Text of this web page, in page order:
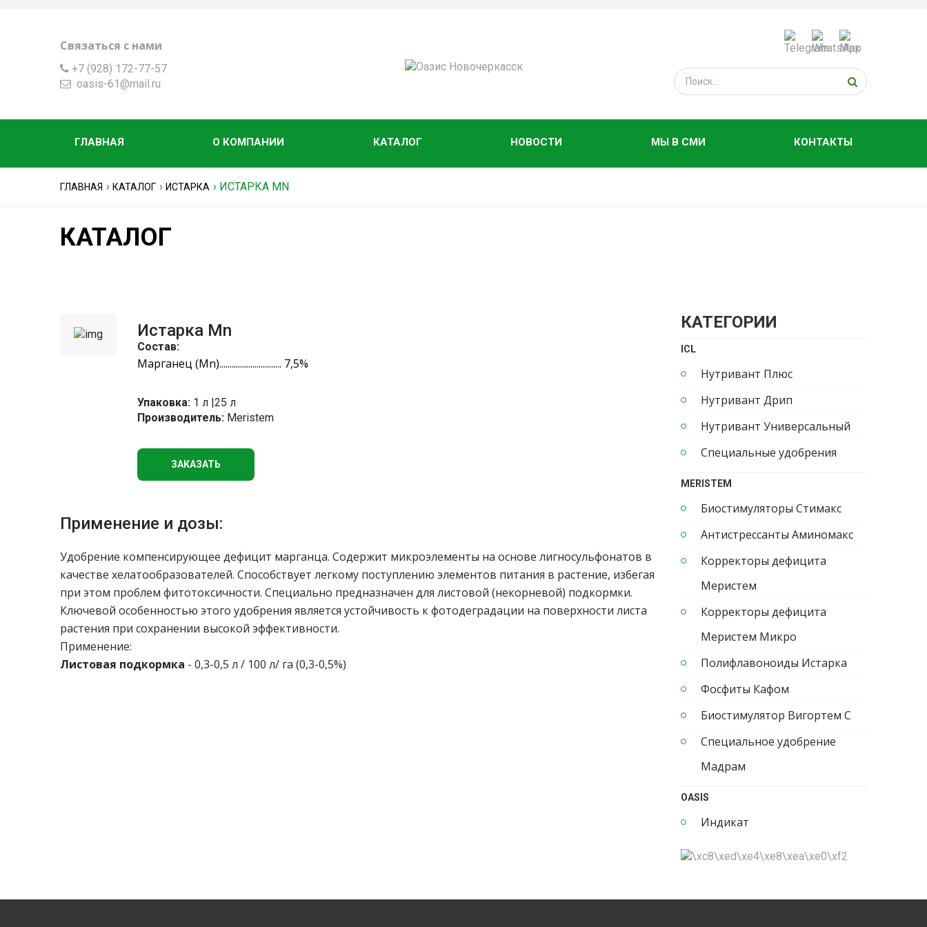
Связаться с нами
+7 (928) 172-77-57
oasis-61@mail.ru
ГЛАВНАЯ О КОМПАНИИ КАТАЛОГ НОВОСТИ МЫ В СМИ КОНТАКТЫ
ГЛАВНАЯ › КАТАЛОГ › ИСТАРКА › ИСТАРКА MN
КАТАЛОГ
Истарка Mn
Состав:
Марганец (Mn).............................. 7,5%
Упаковка: 1 л |25 л
Производитель: Meristem
ЗАКАЗАТЬ
Применение и дозы:
Удобрение компенсирующее дефицит марганца. Содержит микроэлементы на основе лигносульфонатов в
качестве хелатообразователей. Способствует легкому поступлению элементов питания в растение, избегая
при этом проблем фитотоксичности. Специально предназначен для листовой (некорневой) подкормки.
Ключевой особенностью этого удобрения является устойчивость к фотодеградации на поверхности листа
растения при сохранении высокой эффективности.
Применение:
Листовая подкормка - 0,3-0,5 л / 100 л/ га (0,3-0,5%)
КАТЕГОРИИ
ICL
Нутривант Плюс
Нутривант Дрип
Нутривант Универсальный
Специальные удобрения
MERISTEM
Биостимуляторы Стимакс
Антистрессанты Аминомакс
Корректоры дефицита
Меристем
Корректоры дефицита
Меристем Микро
Полифлавоноиды Истарка
Фосфиты Кафом
Биостимулятор Вигортем С
Специальное удобрение
Мадрам
OASIS
Индикат